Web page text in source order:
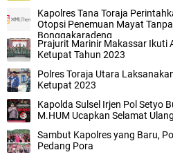
Kapolres Tana Toraja
Otopsi Penemuan Mayat
Bonggakaradeng
Prajurit Marinir Makassar Ikuti
Ketupat Tahun 2023
Polres Toraja Utara
Ketupat 2023
Kapolda Sulsel Irjen Pol Setyo
M.HUM Ucapkan Selamat
Sambut Kapolres yang Baru,
Pedang Pora